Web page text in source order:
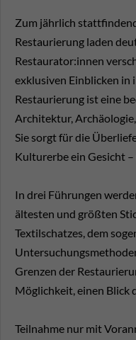
Zum jährlich
Restaurierung laden
Restaurator:innen
exklusiven Einblicken in
Restaurierung ist eine
Architektur,
Sie sorgt für die
Kulturerbe ein Gesicht
In drei Führungen
ältesten und größten
Textilschatzes, dem
Grenzen der
Möglichkeit, einen Blick
Teilnahme nur mit